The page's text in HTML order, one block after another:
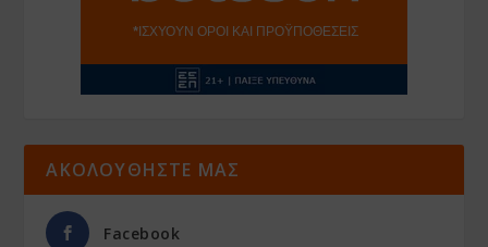
ΑΚΟΛΟΥΘΗΣΤΕ ΜΑΣ
Facebook